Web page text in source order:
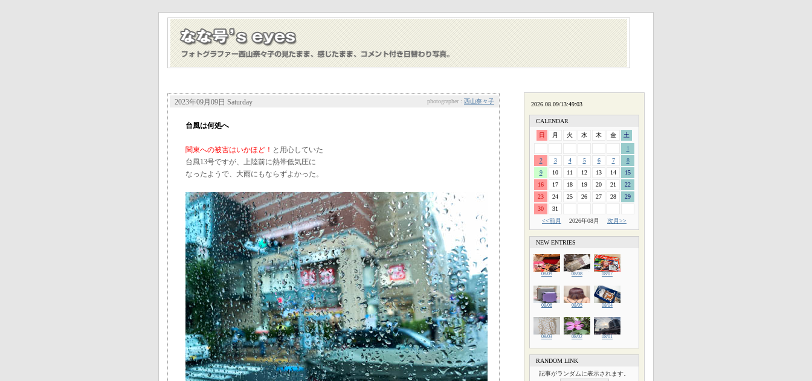
2023年09月09日 Saturday photographer : 西山奈々子
台風は何処へ
関東への被害はいかほど！ と用心していた
台風13号ですが、上陸前に熱帯低気圧に
なったようで、大雨にもならずよかった。
CALENDAR
日 月 火 水 木 金
土
1
2
3 4 5 6 7
8
9
10 11 12 13 14
15
16
17 18 19 20 21
22
23
24 25 26 27 28
29
30
31
<<前月
2026年08月 次月>>
NEW ENTRIES
08/09 08/08 08/07
08/06 08/05 08/04
08/03 08/02 08/01
RANDOM LINK
記事がランダムに表示されます。